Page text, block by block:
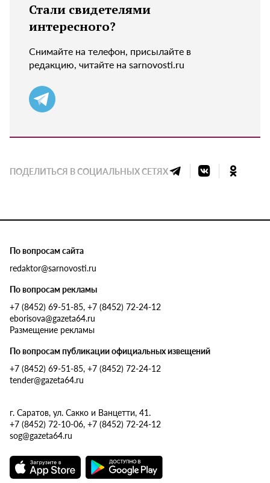
Стали свидетелями
интересного?
Снимайте на телефон, присылайте в
редакцию, читайте на sarnovosti.ru
ПОДЕЛИТЬСЯ В СОЦИАЛЬНЫХ СЕТЯХ
По вопросам сайта
redaktor@sarnovosti.ru
По вопросам рекламы
+7 (8452) 69-51-85, +7 (8452) 72-24-12
eborisova@gazeta64.ru
Размещение рекламы
По вопросам публикации официальных извещений
+7 (8452) 69-51-85, +7 (8452) 72-24-12
tender@gazeta64.ru
г. Саратов, ул. Сакко и Ванцетти, 41.
+7 (8452) 72-10-06, +7 (8452) 72-24-12
sog@gazeta64.ru